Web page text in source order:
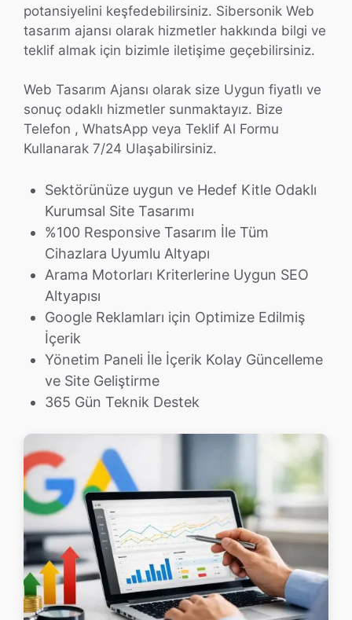
potansiyelini keşfedebilirsiniz. Sibersonik Web
tasarım ajansı olarak hizmetler hakkında bilgi ve
teklif almak için bizimle iletişime geçebilirsiniz.
Web Tasarım Ajansı olarak size Uygun fiyatlı ve
sonuç odaklı hizmetler sunmaktayız. Bize
Telefon , WhatsApp veya Teklif Al Formu
Kullanarak 7/24 Ulaşabilirsiniz.
Sektörünüze uygun ve Hedef Kitle Odaklı
Kurumsal Site Tasarımı
%100 Responsive Tasarım İle Tüm
Cihazlara Uyumlu Altyapı
Arama Motorları Kriterlerine Uygun SEO
Altyapısı
Google Reklamları için Optimize Edilmiş
İçerik
Yönetim Paneli İle İçerik Kolay Güncelleme
ve Site Geliştirme
365 Gün Teknik Destek